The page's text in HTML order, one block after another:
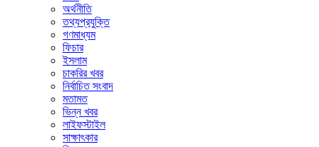
অর্থনীতি
তথ্যপ্রযুক্তি
গণমাধ্যম
ফিচার
ইসলাম
চাকরির খবর
নির্বাচিত সংবাদ
মতামত
ভিন্ন খবর
লাইফস্টাইল
সাক্ষাৎকার